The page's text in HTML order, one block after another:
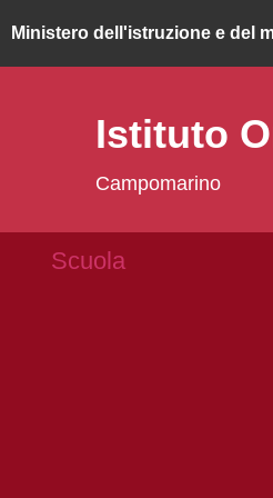
ministero dell'istruzione e del
Istituto
Campomarino
Scuola